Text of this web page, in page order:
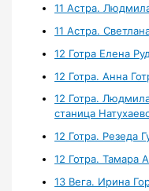
11 Астра.
11 Астра.
12 Готра Елена
12 Готра. Анна
12 Готра.
станица
12 Готра. Резеда
12 Готра. Тамара
13 Вега. Ирина